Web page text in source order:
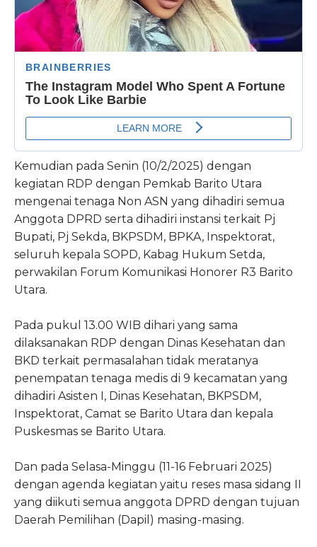
Kemudian pada Senin (10/2/2025) dengan
kegiatan RDP dengan Pemkab Barito Utara
mengenai tenaga Non ASN yang dihadiri semua
Anggota DPRD serta dihadiri instansi terkait Pj
Bupati, Pj Sekda, BKPSDM, BPKA, Inspektorat,
seluruh kepala SOPD, Kabag Hukum Setda,
perwakilan Forum Komunikasi Honorer R3 Barito
Utara.
Pada pukul 13.00 WIB dihari yang sama
dilaksanakan RDP dengan Dinas Kesehatan dan
BKD terkait permasalahan tidak meratanya
penempatan tenaga medis di 9 kecamatan yang
dihadiri Asisten I, Dinas Kesehatan, BKPSDM,
Inspektorat, Camat se Barito Utara dan kepala
Puskesmas se Barito Utara.
Dan pada Selasa-Minggu (11-16 Februari 2025)
dengan agenda kegiatan yaitu reses masa sidang II
yang diikuti semua anggota DPRD dengan tujuan
Daerah Pemilihan (Dapil) masing-masing.